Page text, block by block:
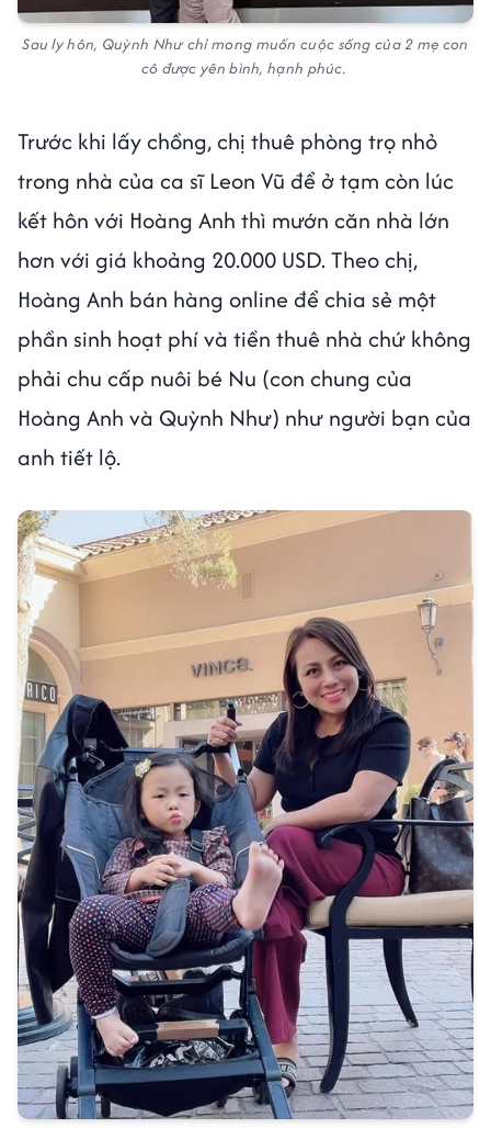
Sau ly hôn, Quỳnh Như chỉ mong muốn cuộc sống của 2 mẹ con
cô được yên bình, hạnh phúc.
Trước khi lấy chồng, chị thuê phòng trọ nhỏ
trong nhà của ca sĩ Leon Vũ để ở tạm còn lúc
kết hôn với Hoàng Anh thì mướn căn nhà lớn
hơn với giá khoảng 20.000 USD. Theo chị,
Hoàng Anh bán hàng online để chia sẻ một
phần sinh hoạt phí và tiền thuê nhà chứ không
phải chu cấp nuôi bé Nu (con chung của
Hoàng Anh và Quỳnh Như) như người bạn của
anh tiết lộ.